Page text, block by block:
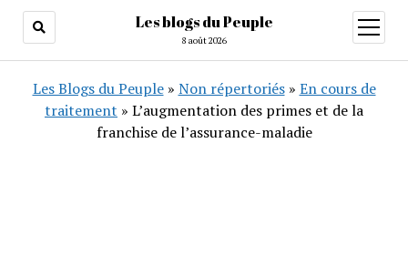
Les blogs du Peuple
8 août 2026
ouvrir
menu
Les Blogs du Peuple» Non répertoriés» En cours de
traitement » L’augmentation des primes et de la
franchise de l’assurance-maladie